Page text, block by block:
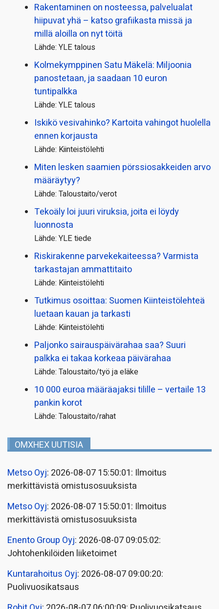
Rakentaminen on nosteessa, palvelualat
hiipuvat yhä – katso grafiikasta missä ja
millä aloilla on nyt töitä
Lähde: YLE talous
Kolmekymppinen Satu Mäkelä: Miljoonia
panostetaan, ja saadaan 10 euron
tuntipalkka
Lähde: YLE talous
Iskikö vesivahinko? Kartoita vahingot huolella
ennen korjausta
Lähde: Kiinteistölehti
Miten lesken saamien pörssi­osakkeiden arvo
määräytyy?
Lähde: Taloustaito/verot
Tekoäly loi juuri viruksia, joita ei löydy
luonnosta
Lähde: YLE tiede
Riskirakenne parvekekaiteessa? Varmista
tarkastajan ammattitaito
Lähde: Kiinteistölehti
Tutkimus osoittaa: Suomen Kiinteistölehteä
luetaan kauan ja tarkasti
Lähde: Kiinteistölehti
Paljonko sairauspäivä­rahaa saa? Suuri
palkka ei takaa korkeaa päivärahaa
Lähde: Taloustaito/työ ja eläke
10 000 euroa määräajaksi tilille – vertaile 13
pankin korot
Lähde: Taloustaito/rahat
OMXHEX UUTISIA
Metso Oyj: 2026-08-07 15:50:01: Ilmoitus
merkittävistä omistusosuuksista
Metso Oyj: 2026-08-07 15:50:01: Ilmoitus
merkittävistä omistusosuuksista
Enento Group Oyj: 2026-08-07 09:05:02:
Johtohenkilöiden liiketoimet
Kuntarahoitus Oyj: 2026-08-07 09:00:20:
Puolivuosikatsaus